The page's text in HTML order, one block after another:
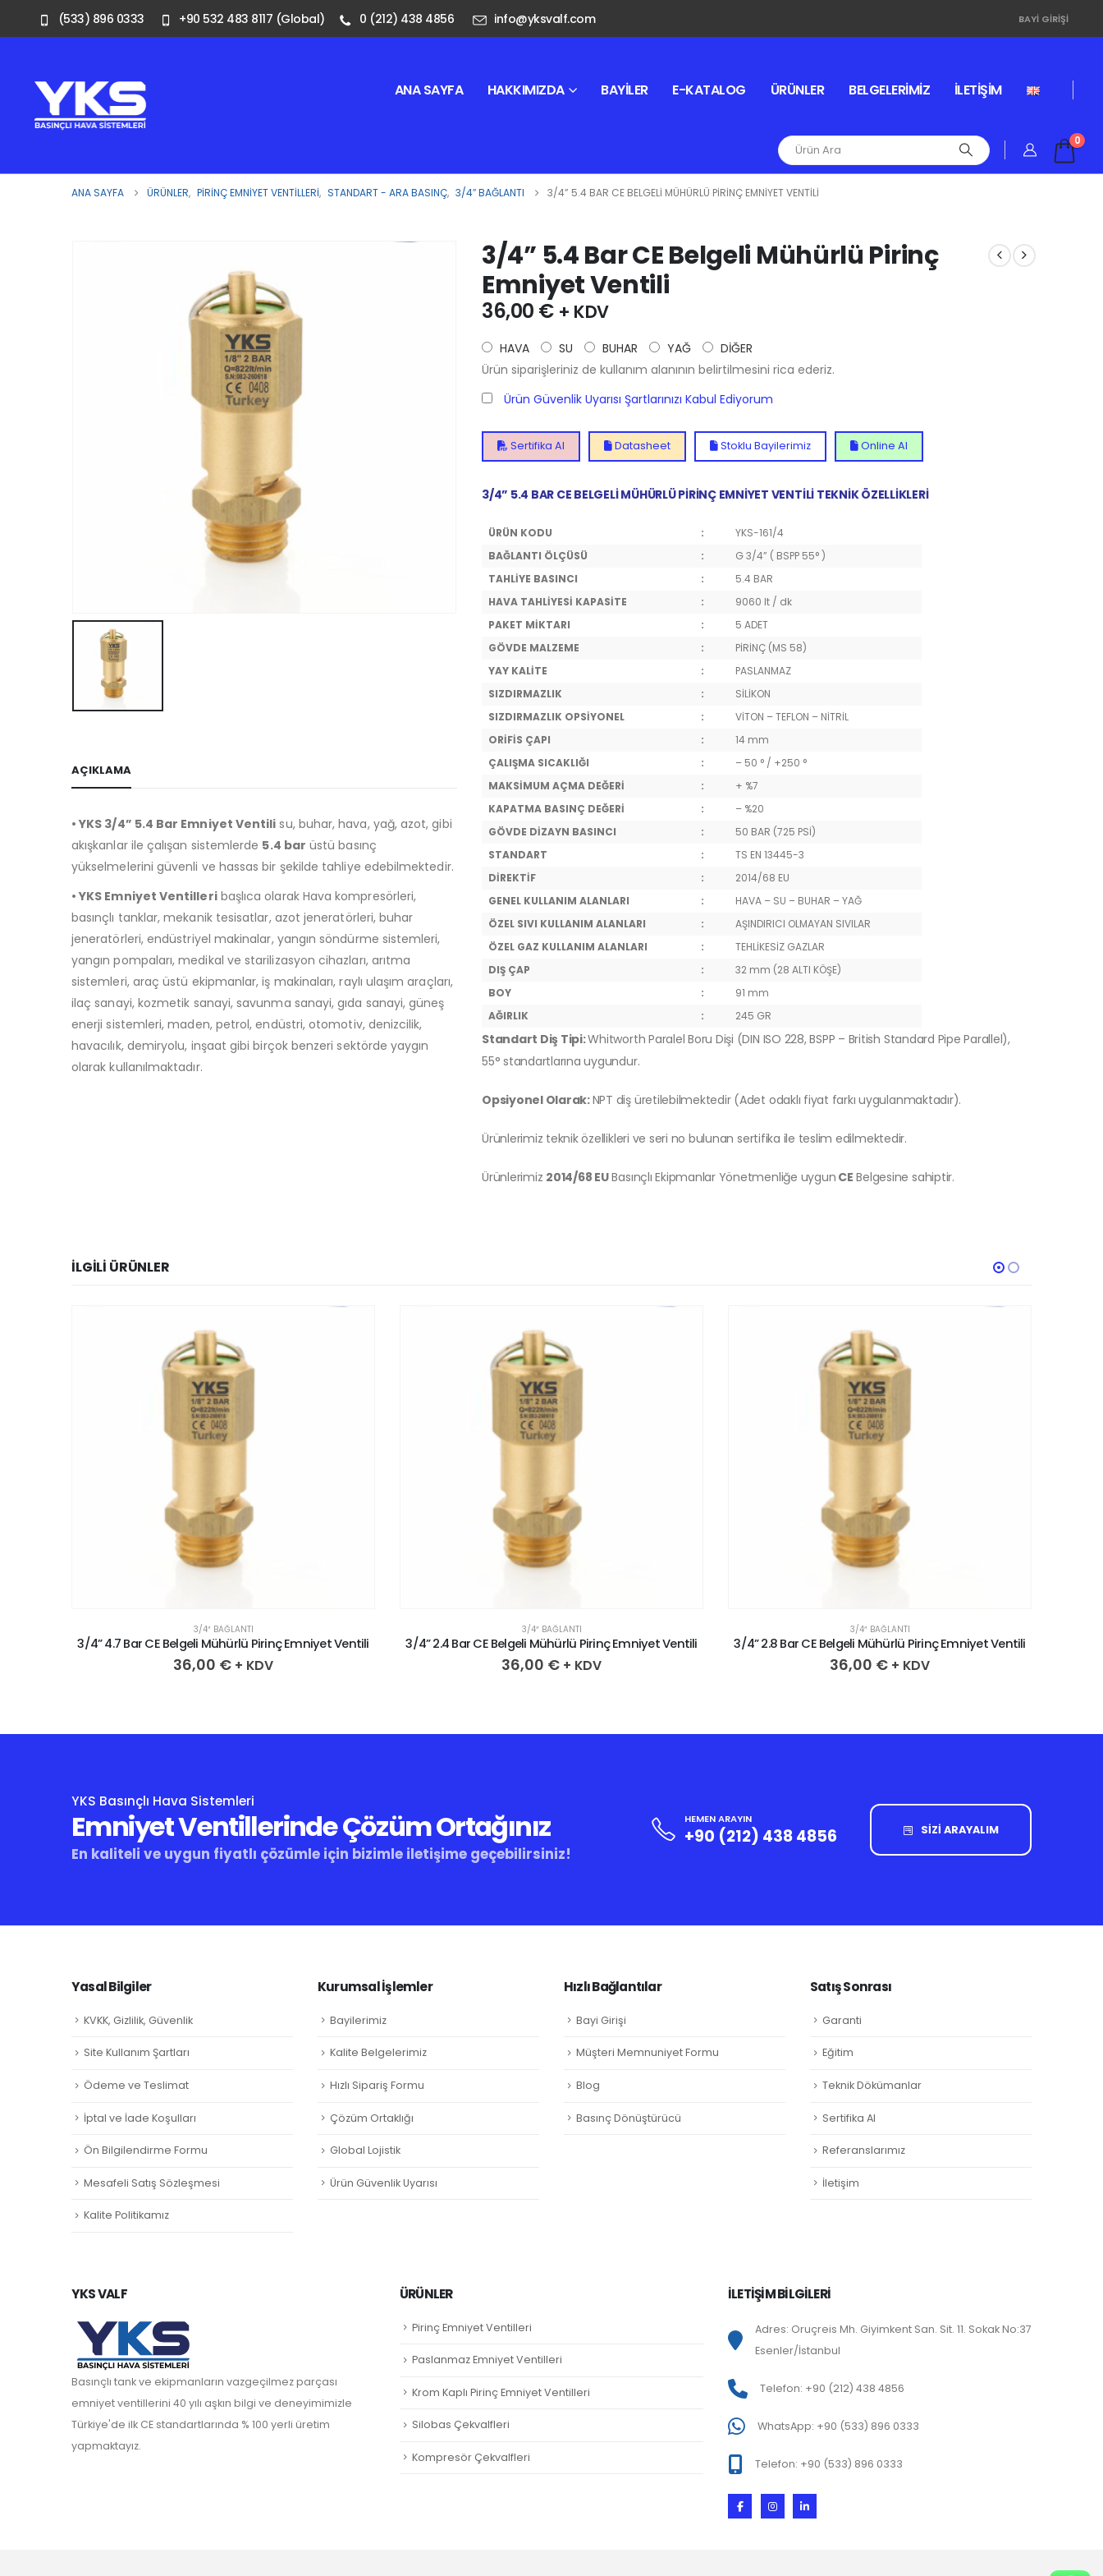
(533) 896 0333 +90 532 483 8117 (Global) 0 (212) 438 4856 info@yksvalf.com BAYI GIRIŞI
ANA SAYFA HAKKIMIZDA BAYILER E-KATALOG ÜRÜNLER BELGELERIMIZ İLETIŞIM
0
ANA SAYFA ÜRÜNLER, PIRINÇ EMNIYET VENTILLERI, STANDART - ARA BASINÇ, 3/4″ BAĞLANTI 3/4” 5.4 BAR CE BELGELI MÜHÜRLÜ PIRINÇ EMNIYET VENTILI
AÇIKLAMA
• YKS 3/4” 5.4 Bar Emniyet Ventili su, buhar, hava, yağ, azot, gibi
akışkanlar ile çalışan sistemlerde 5.4 bar üstü basınç
yükselmelerini güvenli ve hassas bir şekilde tahliye edebilmektedir.
• YKS Emniyet Ventilleribaşlıca olarak Hava kompresörleri,
basınçlı tanklar, mekanik tesisatlar, azot jeneratörleri, buhar
jeneratörleri, endüstriyel makinalar, yangın söndürme sistemleri,
yangın pompaları, medikal ve starilizasyon cihazları, arıtma
sistemleri, araç üstü ekipmanlar, iş makinaları, raylı ulaşım araçları,
ilaç sanayi, kozmetik sanayi, savunma sanayi, gıda sanayi, güneş
enerji sistemleri, maden, petrol, endüstri, otomotiv, denizcilik,
havacılık, demiryolu, inşaat gibi birçok benzeri sektörde yaygın
olarak kullanılmaktadır.
3/4” 5.4 Bar CE Belgeli Mühürlü Pirinç
Emniyet Ventili
36,00 € + KDV
HAVA SU BUHAR YAĞ
DİĞER
Ürün siparişleriniz de kullanım alanının belirtilmesini rica ederiz.
Ürün Güvenlik Uyarısı Şartlarınızı Kabul Ediyorum
Sertifika Al Datasheet Stoklu Bayilerimiz Online Al
3/4” 5.4 BAR CE BELGELİ MÜHÜRLÜ PİRİNÇ EMNİYET VENTİLİ TEKNİK ÖZELLİKLERİ
ÜRÜN KODU :
YKS-161/4
BAĞLANTI ÖLÇÜSÜ
:
G 3/4” ( BSPP 55° )
TAHLİYE BASINCI
:
5.4 BAR
HAVA TAHLİYESİ KAPASİTE
:
9060 lt / dk
PAKET MİKTARI
:
5 ADET
GÖVDE MALZEME
:
PİRİNÇ (MS 58)
YAY KALİTE
:
PASLANMAZ
SIZDIRMAZLIK
:
SİLİKON
SIZDIRMAZLIK OPSİYONEL
:
VİTON – TEFLON – NİTRİL
ORİFİS ÇAPI
:
14 mm
ÇALIŞMA SICAKLIĞI
:
– 50 ° / +250 °
MAKSİMUM AÇMA DEĞERİ
:
+ %7
KAPATMA BASINÇ DEĞERİ
:
– %20
GÖVDE DİZAYN BASINCI
:
50 BAR (725 PSİ)
STANDART
:
TS EN 13445-3
DİREKTİF
:
2014/68 EU
GENEL KULLANIM ALANLARI
:
HAVA – SU – BUHAR – YAĞ
ÖZEL SIVI KULLANIM ALANLARI
:
AŞINDIRICI OLMAYAN SIVILAR
ÖZEL GAZ KULLANIM ALANLARI
:
TEHLİKESİZ GAZLAR
DIŞ ÇAP
:
32 mm (28 ALTI KÖŞE)
BOY
:
91 mm
AĞIRLIK
: 245 GR
Standart Diş Tipi:Whitworth Paralel Boru Dişi (DIN ISO 228, BSPP – British Standard Pipe Parallel),
55° standartlarına uygundur.
Opsiyonel Olarak:NPT diş üretilebilmektedir (Adet odaklı fiyat farkı uygulanmaktadır).
Ürünlerimiz teknik özellikleri ve seri no bulunan sertifika ile teslim edilmektedir.
Ürünlerimiz 2014/68 EUBasınçlı Ekipmanlar Yönetmenliğe uygun CE Belgesine sahiptir.
İLGILI ÜRÜNLER
3/4″ BAĞLANTI
3/4” 4.7 Bar CE Belgeli Mühürlü Pirinç Emniyet Ventili
36,00 € + KDV
3/4″ BAĞLANTI
3/4” 2.4 Bar CE Belgeli Mühürlü Pirinç Emniyet Ventili
36,00 € + KDV
3/4″ BAĞLANTI
3/4” 2.8 Bar CE Belgeli Mühürlü Pirinç Emniyet Ventili
36,00 € + KDV
YKS Basınçlı Hava Sistemleri
Emniyet Ventillerinde Çözüm Ortağınız
En kaliteli ve uygun fiyatlı çözümle için bizimle iletişime geçebilirsiniz!
HEMEN ARAYIN
+90 (212) 438 4856 SİZİ ARAYALIM
Yasal Bilgiler
KVKK, Gizlilik, Güvenlik
Site Kullanım Şartları
Ödeme ve Teslimat
İptal ve İade Koşulları
Ön Bilgilendirme Formu
Mesafeli Satış Sözleşmesi
Kalite Politikamız
Kurumsal İşlemler
Bayilerimiz
Kalite Belgelerimiz
Hızlı Sipariş Formu
Çözüm Ortaklığı
Global Lojistik
Ürün Güvenlik Uyarısı
Hızlı Bağlantılar
Bayi Girişi
Müşteri Memnuniyet Formu
Blog
Basınç Dönüştürücü
Satış Sonrası
Garanti
Eğitim
Teknik Dökümanlar
Sertifika Al
Referanslarımız
İletişim
YKS VALF
Basınçlı tank ve ekipmanların vazgeçilmez parçası
emniyet ventillerini 40 yılı aşkın bilgi ve deneyimimizle
Türkiye'de ilk CE standartlarında % 100 yerli üretim
yapmaktayız.
ÜRÜNLER
Pirinç Emniyet Ventilleri
Paslanmaz Emniyet Ventilleri
Krom Kaplı Pirinç Emniyet Ventilleri
Silobas Çekvalfleri
Kompresör Çekvalfleri
İLETİŞİM BİLGİLERİ
Adres: Oruçreis Mh. Giyimkent San. Sit. 11. Sokak No:37
Esenler/İstanbul
Telefon: +90 (212) 438 4856
WhatsApp: +90 (533) 896 0333
Telefon: +90 (533) 896 0333